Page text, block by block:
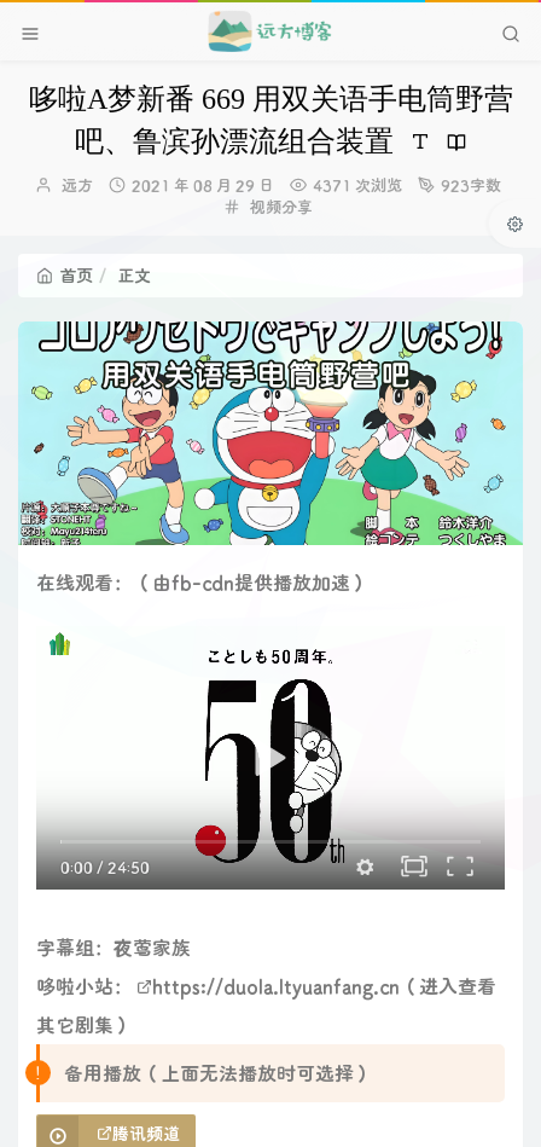
哆啦A梦新番 669 用双关语手电筒野营
吧、鲁滨孙漂流组合装置
博
远方
发
2021 年 08 月 29 日 4371 次浏览
923字数
分
视频分享
首页 正文
在线观看：（由fb-cdn提供播放加速）
0:00/24:50
字幕组：夜莺家族
哆啦小站：
https://duola.ltyuanfang.cn （进入查看
其它剧集）
备用播放（上面无法播放时可选择）
腾讯频道